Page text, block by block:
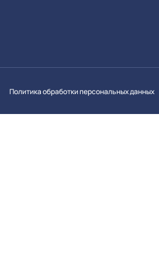
Политика обработки персональных данных